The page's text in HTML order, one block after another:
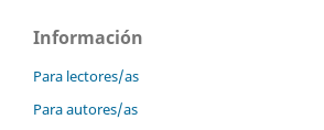
Información
Para lectores/as
Para autores/as